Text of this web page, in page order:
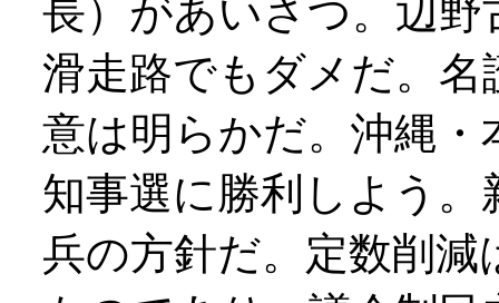
長）があいさつ。辺
滑走路でもダメだ。
意は明らかだ。沖縄
知事選に勝利しよう
兵の方針だ。定数削